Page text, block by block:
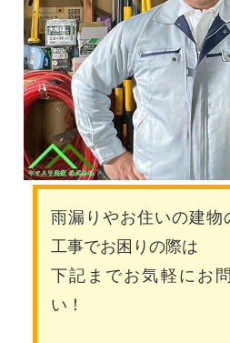
雨漏りやお住いの建物
工事でお困りの際は
下記までお気軽にお
い！